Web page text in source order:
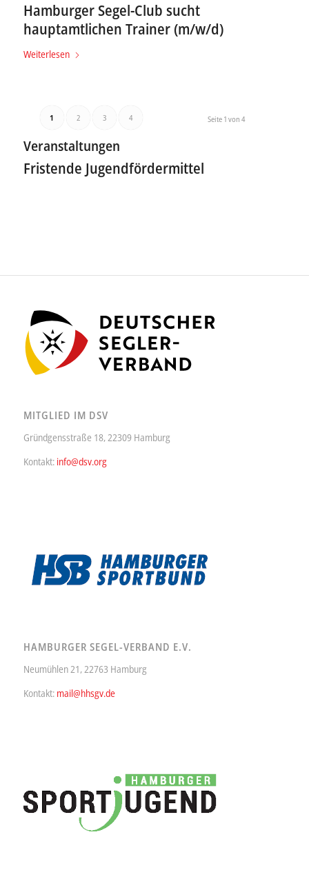
Hamburger Segel-Club sucht
hauptamtlichen Trainer (m/w/d)
Weiterlesen
Seite 1 von 4
1 2 3 4
Veranstaltungen
Fristende Jugendfördermittel
MITGLIED IM DSV
Gründgensstraße 18, 22309 Hamburg
Kontakt: info@dsv.org
HAMBURGER SEGEL-VERBAND E.V.
Neumühlen 21, 22763 Hamburg
Kontakt: mail@hhsgv.de